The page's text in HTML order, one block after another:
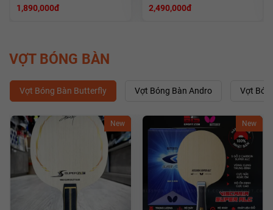
1,890,000đ
2,490,000đ
VỢT BÓNG BÀN
Vợt Bóng Bàn Butterfly Vợt Bóng Bàn Andro Vợt
New New